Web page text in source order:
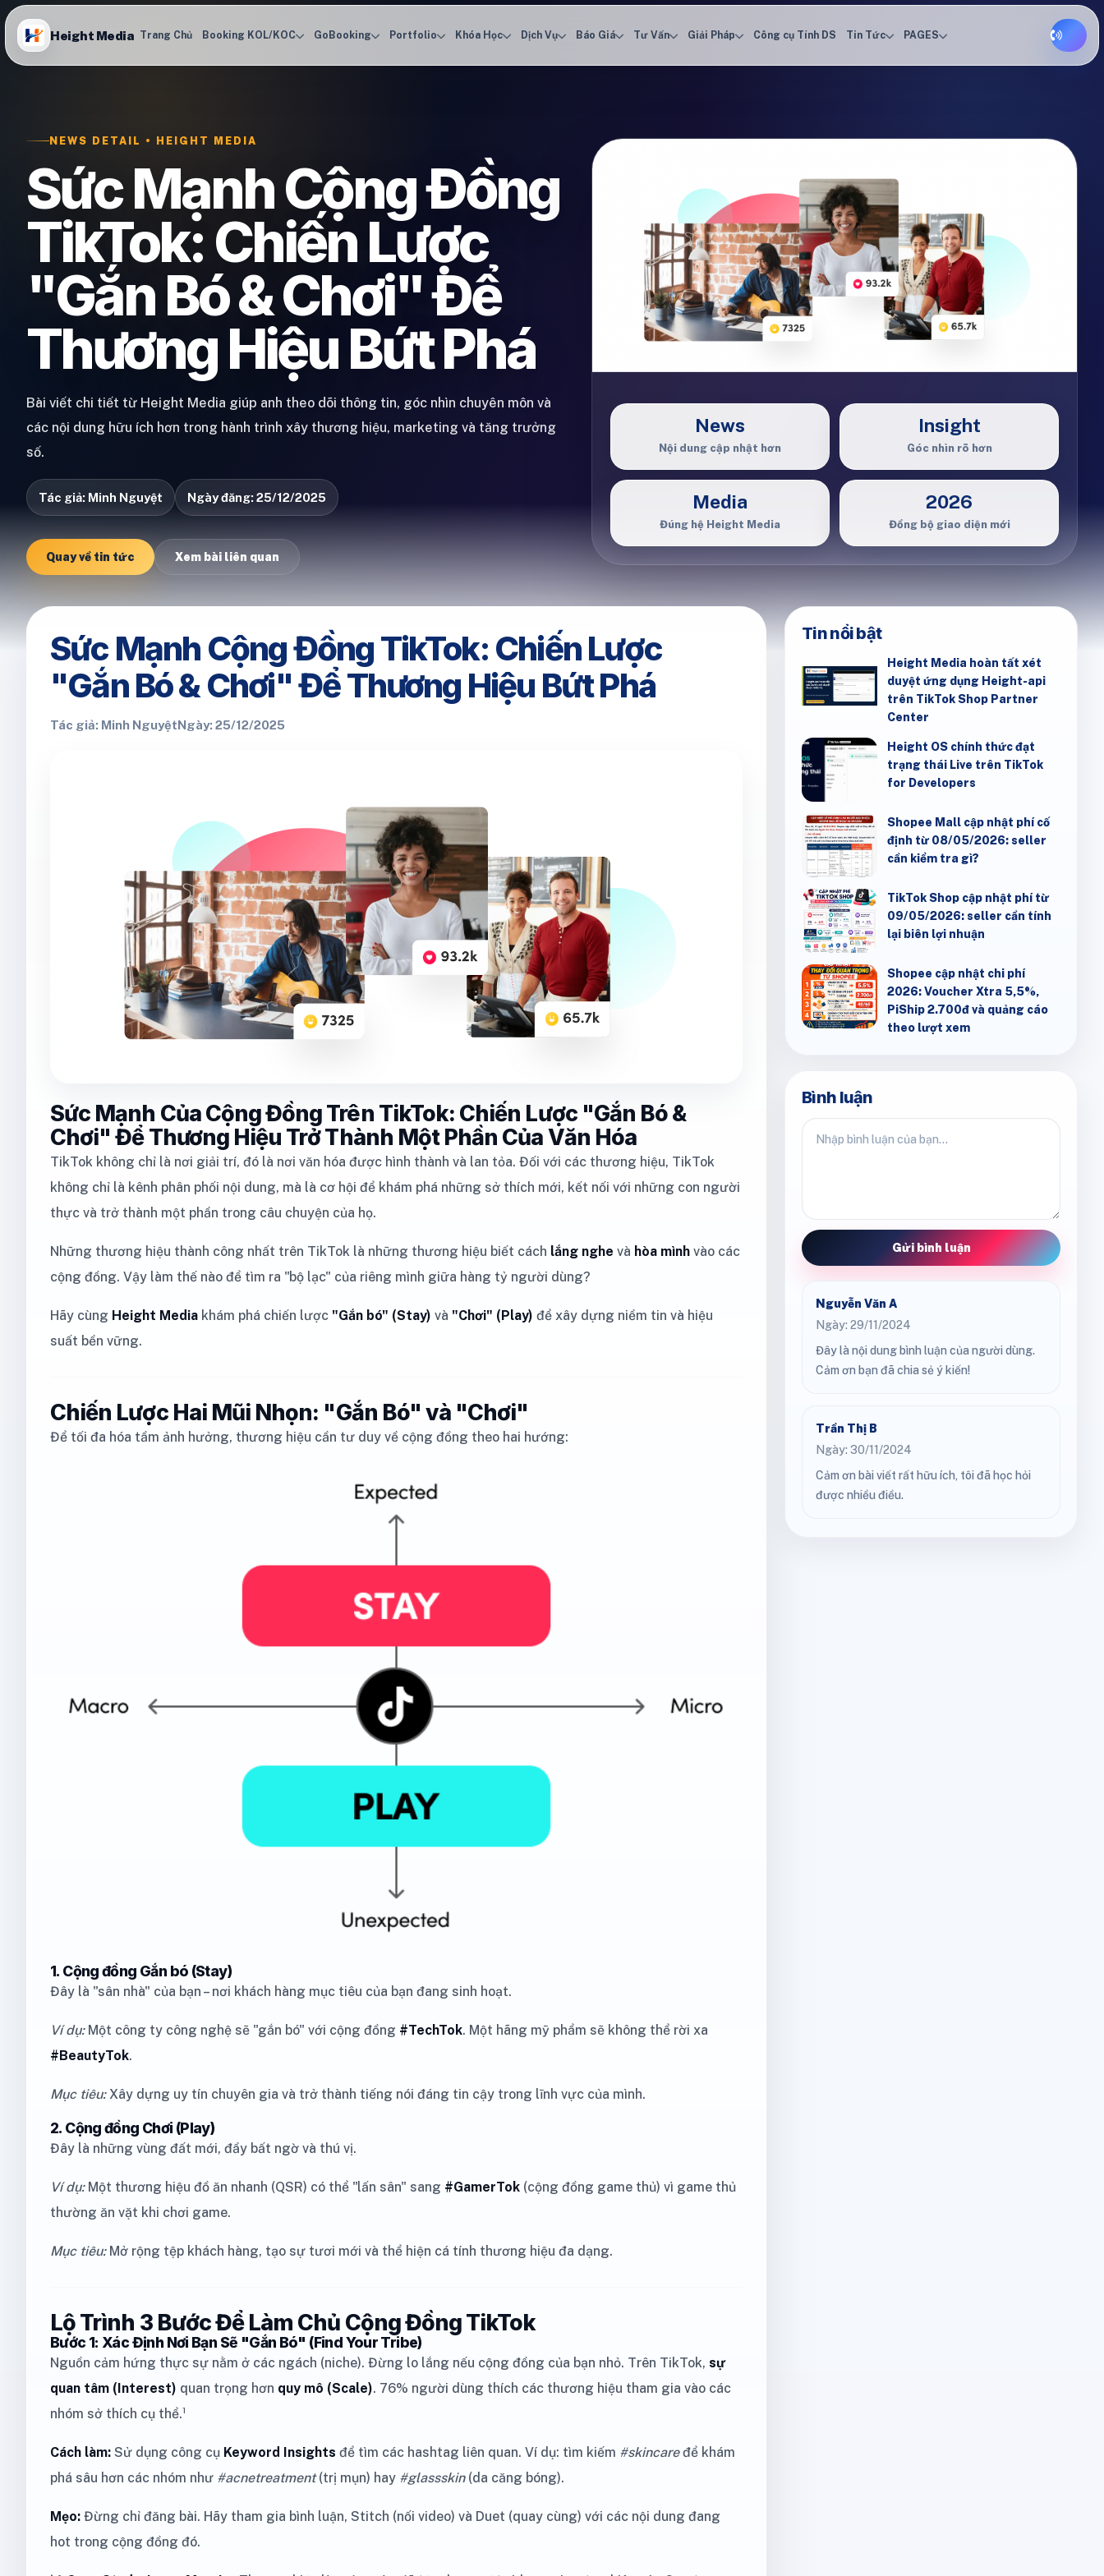
Height Media Trang Chủ Booking KOL/KOC GoBooking Portfolio Khóa Học Dịch Vụ Báo Giá Tư Vấn Giải Pháp Công cụ Tính DS Tin Tức PAGES
NEWS DETAIL • HEIGHT MEDIA
Sức Mạnh Cộng Đồng
TikTok: Chiến Lược
"Gắn Bó & Chơi" Để
Thương Hiệu Bứt Phá
Bài viết chi tiết từ Height Media giúp anh theo dõi thông tin, góc nhìn chuyên môn và
các nội dung hữu ích hơn trong hành trình xây thương hiệu, marketing và tăng trưởng
số.
Tác giả: Minh Nguyệt Ngày đăng: 25/12/2025
Quay về tin tức Xem bài liên quan
News
Nội dung cập nhật hơn
Insight
Góc nhìn rõ hơn
Media
Đúng hệ Height Media
2026
Đồng bộ giao diện mới
Sức Mạnh Cộng Đồng TikTok: Chiến Lược
"Gắn Bó & Chơi" Để Thương Hiệu Bứt Phá
Tác giả: Minh NguyệtNgày: 25/12/2025
Sức Mạnh Của Cộng Đồng Trên TikTok: Chiến Lược "Gắn Bó &
Chơi" Để Thương Hiệu Trở Thành Một Phần Của Văn Hóa
TikTok không chỉ là nơi giải trí, đó là nơi văn hóa được hình thành và lan tỏa. Đối với các thương hiệu, TikTok
không chỉ là kênh phân phối nội dung, mà là cơ hội để khám phá những sở thích mới, kết nối với những con người
thực và trở thành một phần trong câu chuyện của họ.
Những thương hiệu thành công nhất trên TikTok là những thương hiệu biết cách lắng nghe và hòa mình vào các
cộng đồng. Vậy làm thế nào để tìm ra "bộ lạc" của riêng mình giữa hàng tỷ người dùng?
Hãy cùng Height Media khám phá chiến lược "Gắn bó" (Stay) và "Chơi" (Play) để xây dựng niềm tin và hiệu
suất bền vững.
Chiến Lược Hai Mũi Nhọn: "Gắn Bó" và "Chơi"
Để tối đa hóa tầm ảnh hưởng, thương hiệu cần tư duy về cộng đồng theo hai hướng:
1. Cộng đồng Gắn bó (Stay)
Đây là "sân nhà" của bạn – nơi khách hàng mục tiêu của bạn đang sinh hoạt.
Ví dụ:Một công ty công nghệ sẽ "gắn bó" với cộng đồng #TechTok. Một hãng mỹ phẩm sẽ không thể rời xa
#BeautyTok.
Mục tiêu:Xây dựng uy tín chuyên gia và trở thành tiếng nói đáng tin cậy trong lĩnh vực của mình.
2. Cộng đồng Chơi (Play)
Đây là những vùng đất mới, đầy bất ngờ và thú vị.
Ví dụ:Một thương hiệu đồ ăn nhanh (QSR) có thể "lấn sân" sang #GamerTok (cộng đồng game thủ) vì game thủ
thường ăn vặt khi chơi game.
Mục tiêu:Mở rộng tệp khách hàng, tạo sự tươi mới và thể hiện cá tính thương hiệu đa dạng.
Lộ Trình 3 Bước Để Làm Chủ Cộng Đồng TikTok
Bước 1: Xác Định Nơi Bạn Sẽ "Gắn Bó" (Find Your Tribe)
Nguồn cảm hứng thực sự nằm ở các ngách (niche). Đừng lo lắng nếu cộng đồng của bạn nhỏ. Trên TikTok, sự
quan tâm (Interest) quan trọng hơn quy mô (Scale). 76% người dùng thích các thương hiệu tham gia vào các
nhóm sở thích cụ thể.¹
Cách làm: Sử dụng công cụ Keyword Insights để tìm các hashtag liên quan. Ví dụ: tìm kiếm #skincaređể khám
phá sâu hơn các nhóm như #acnetreatment(trị mụn) hay #glassskin(da căng bóng).
Mẹo: Đừng chỉ đăng bài. Hãy tham gia bình luận, Stitch (nối video) và Duet (quay cùng) với các nội dung đang
hot trong cộng đồng đó.
Tin nổi bật
Height Media hoàn tất xét
duyệt ứng dụng Height-api
trên TikTok Shop Partner
Center
Height OS chính thức đạt
trạng thái Live trên TikTok
for Developers
Shopee Mall cập nhật phí cố
định từ 08/05/2026: seller
cần kiểm tra gì?
TikTok Shop cập nhật phí từ
09/05/2026: seller cần tính
lại biên lợi nhuận
Shopee cập nhật chi phí
2026: Voucher Xtra 5,5%,
PiShip 2.700đ và quảng cáo
theo lượt xem
Bình luận
Gửi bình luận
Nguyễn Văn A
Ngày: 29/11/2024
Đây là nội dung bình luận của người dùng.
Cảm ơn bạn đã chia sẻ ý kiến!
Trần Thị B
Ngày: 30/11/2024
Cảm ơn bài viết rất hữu ích, tôi đã học hỏi
được nhiều điều.